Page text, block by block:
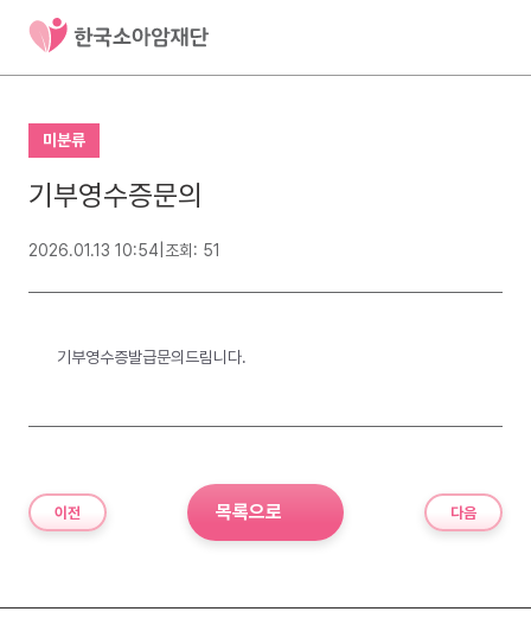
미분류
기부영수증문의
2026.01.13 10:54 조회: 51
기부영수증발급문의드림니다.
이전 목록으로 다음